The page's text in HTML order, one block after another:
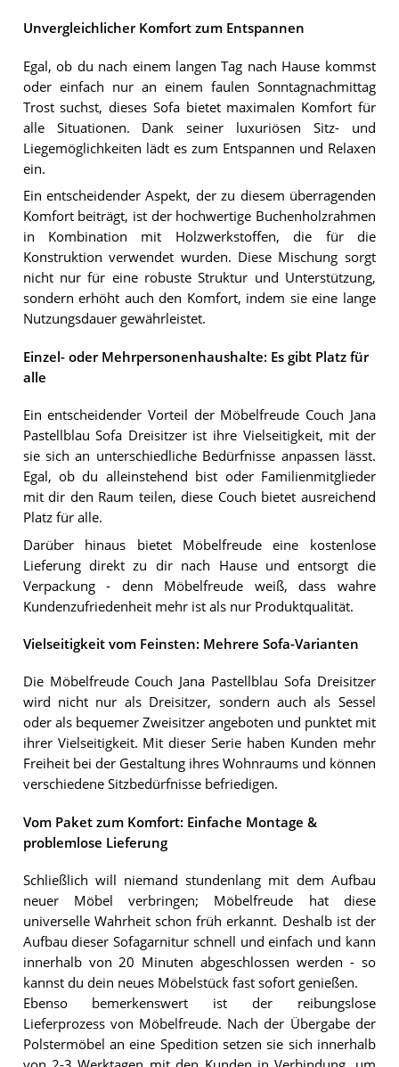
Unvergleichlicher Komfort zum Entspannen
Egal, ob du nach einem langen Tag nach Hause kommst
oder einfach nur an einem faulen Sonntagnachmittag
Trost suchst, dieses Sofa bietet maximalen Komfort für
alle Situationen. Dank seiner luxuriösen Sitz- und
Liegemöglichkeiten lädt es zum Entspannen und Relaxen
ein.
Ein entscheidender Aspekt, der zu diesem überragenden
Komfort beiträgt, ist der hochwertige Buchenholzrahmen
in Kombination mit Holzwerkstoffen, die für die
Konstruktion verwendet wurden. Diese Mischung sorgt
nicht nur für eine robuste Struktur und Unterstützung,
sondern erhöht auch den Komfort, indem sie eine lange
Nutzungsdauer gewährleistet.
Einzel- oder Mehrpersonenhaushalte: Es gibt Platz für
alle
Ein entscheidender Vorteil der Möbelfreude Couch Jana
Pastellblau Sofa Dreisitzer ist ihre Vielseitigkeit, mit der
sie sich an unterschiedliche Bedürfnisse anpassen lässt.
Egal, ob du alleinstehend bist oder Familienmitglieder
mit dir den Raum teilen, diese Couch bietet ausreichend
Platz für alle.
Darüber hinaus bietet Möbelfreude eine kostenlose
Lieferung direkt zu dir nach Hause und entsorgt die
Verpackung - denn Möbelfreude weiß, dass wahre
Kundenzufriedenheit mehr ist als nur Produktqualität.
Vielseitigkeit vom Feinsten: Mehrere Sofa-Varianten
Die Möbelfreude Couch Jana Pastellblau Sofa Dreisitzer
wird nicht nur als Dreisitzer, sondern auch als Sessel
oder als bequemer Zweisitzer angeboten und punktet mit
ihrer Vielseitigkeit. Mit dieser Serie haben Kunden mehr
Freiheit bei der Gestaltung ihres Wohnraums und können
verschiedene Sitzbedürfnisse befriedigen.
Vom Paket zum Komfort: Einfache Montage &
problemlose Lieferung
Schließlich will niemand stundenlang mit dem Aufbau
neuer Möbel verbringen; Möbelfreude hat diese
universelle Wahrheit schon früh erkannt. Deshalb ist der
Aufbau dieser Sofagarnitur schnell und einfach und kann
innerhalb von 20 Minuten abgeschlossen werden - so
kannst du dein neues Möbelstück fast sofort genießen.
Ebenso bemerkenswert ist der reibungslose
Lieferprozess von Möbelfreude. Nach der Übergabe der
Polstermöbel an eine Spedition setzen sie sich innerhalb